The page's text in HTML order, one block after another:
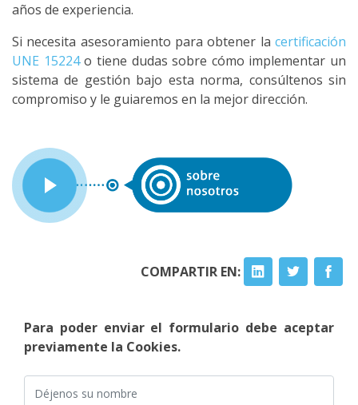
años de experiencia.
Si necesita asesoramiento para obtener la certificación
UNE 15224o tiene dudas sobre cómo implementar un
sistema de gestión bajo esta norma, consúltenos sin
compromiso y le guiaremos en la mejor dirección.
COMPARTIR EN:
Para poder enviar el formulario debe aceptar
previamente la Cookies.